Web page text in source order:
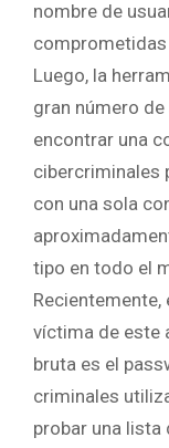
nombre de
Luego, la
gran número
encontrar una
cibercriminales
con una sola
tipo en todo el
víctima de este
bruta es el
criminales
probar una lista